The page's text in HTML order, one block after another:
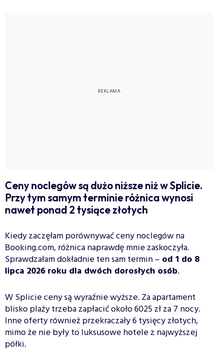
Ceny noclegów są dużo niższe niż w Splicie.
Przy tym samym terminie różnica wynosi
nawet ponad 2 tysiące złotych
Kiedy zaczęłam porównywać ceny noclegów na
Booking.com, różnica naprawdę mnie zaskoczyła.
Sprawdzałam dokładnie ten sam termin – od 1 do 8
lipca 2026 roku dla dwóch dorosłych osób.
W Splicie ceny są wyraźnie wyższe. Za apartament
blisko plaży trzeba zapłacić około 6025 zł za 7 nocy.
Inne oferty również przekraczały 6 tysięcy złotych,
mimo że nie były to luksusowe hotele z najwyższej
półki.